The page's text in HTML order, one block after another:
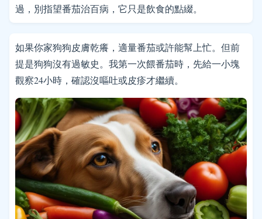
過，別指望番茄治百病，它只是飲食的點綴。
如果你家狗狗皮膚乾癢，適量番茄或許能幫上忙。但前
提是狗狗沒有過敏史。我第一次餵番茄時，先給一小塊
觀察24小時，確認沒嘔吐或皮疹才繼續。